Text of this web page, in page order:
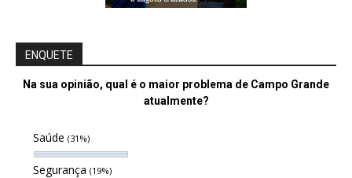
ENQUETE
Na sua opinião, qual é o maior problema de Campo Grande
atualmente?
Saúde (31%)
Segurança (19%)